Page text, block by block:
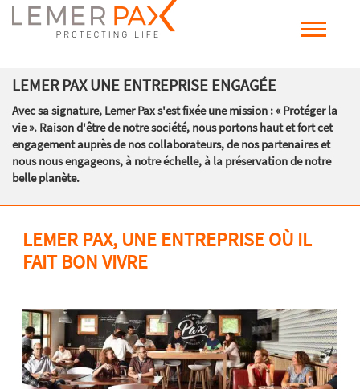
LEMER PAX UNE ENTREPRISE ENGAGÉE
Avec sa signature, Lemer Pax s'est fixée une mission : « Protéger la
vie ». Raison d'être de notre société, nous portons haut et fort cet
engagement auprès de nos collaborateurs, de nos partenaires et
nous nous engageons, à notre échelle, à la préservation de notre
belle planète.
LEMER PAX, UNE ENTREPRISE OÙ IL
FAIT BON VIVRE